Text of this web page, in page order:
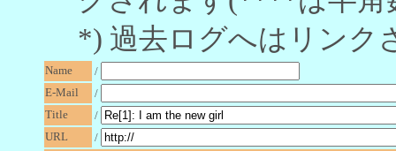
*) 過去ログへはリンク
Name
/
E-Mail
/
Title
/
URL
/